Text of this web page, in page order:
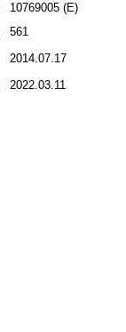
10769005 (E)
561
2014.07.17
2022.03.11